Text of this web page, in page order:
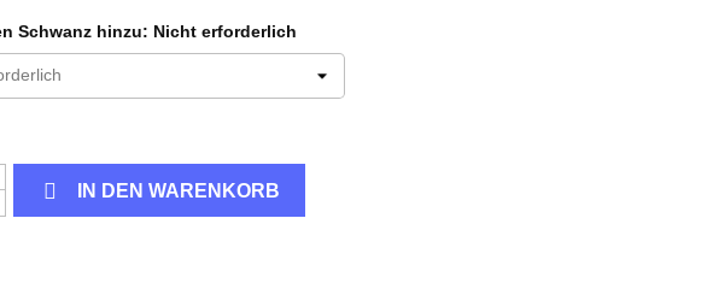
Schwanz hinzu: Nicht erforderlich
 IN DEN WARENKORB